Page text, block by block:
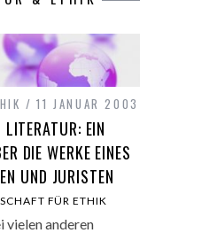
11 JANUAR 2003
EIN
DIE WERKE EINES
UND JURISTEN
FÜR ETHIK
vielen anderen